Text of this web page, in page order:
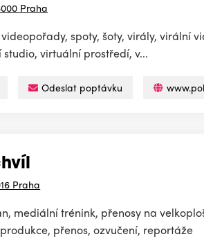
Praha
spoty, šoty, virály, virální
virtuální prostředí, v...
Odeslat poptávku
Praha
mediální trénink, přenosy na
přenos, ozvučení, reportáže